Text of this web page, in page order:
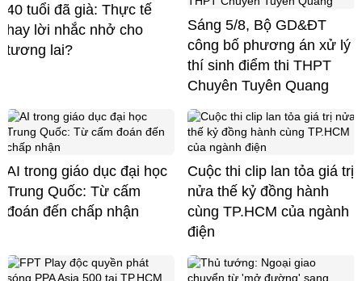
40 tuổi đã già: Thực tế
hay lời nhắc nhở cho
tương lai?
Sáng 5/8, Bộ GD&ĐT
công bố phương án xử lý
thí sinh điểm thi THPT
Chuyên Tuyên Quang
AI trong giáo dục đại học
Trung Quốc: Từ cấm
đoán đến chấp nhận
Cuộc thi clip lan tỏa giá trị
nửa thế kỷ đồng hành
cùng TP.HCM của ngành
điện